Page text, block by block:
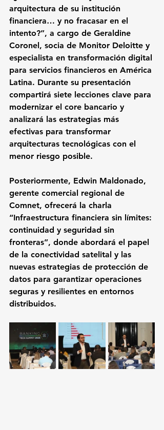
arquitectura de su institución
financiera… y no fracasar en el
intento?”, a cargo de Geraldine
Coronel, socia de Monitor Deloitte y
especialista en transformación digital
para servicios financieros en América
Latina. Durante su presentación
compartirá siete lecciones clave para
modernizar el core bancario y
analizará las estrategias más
efectivas para transformar
arquitecturas tecnológicas con el
menor riesgo posible.
Posteriormente, Edwin Maldonado,
gerente comercial regional de
Comnet, ofrecerá la charla
“Infraestructura financiera sin límites:
continuidad y seguridad sin
fronteras”, donde abordará el papel
de la conectividad satelital y las
nuevas estrategias de protección de
datos para garantizar operaciones
seguras y resilientes en entornos
distribuidos.